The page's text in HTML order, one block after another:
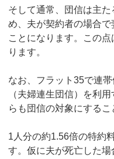
そして通常、団信は主
め、夫が契約者の場合
ことになります。この
ります。
なお、フラット35で連
（夫婦連生団信）を利
らも団信の対象にするこ
1人分の約1.56倍の特約
す。仮に夫が死亡した場